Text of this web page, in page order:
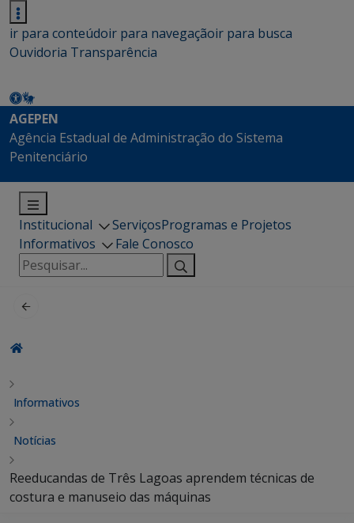
ir para conteúdoir para navegaçãoir para busca
Ouvidoria Transparência
AGEPEN
Agência Estadual de Administração do Sistema
Penitenciário
Institucional ServiçosProgramas e Projetos
Informativos
Fale Conosco
Pesquisar
por:
Informativos
Notícias
Reeducandas de Três Lagoas aprendem técnicas de
costura e manuseio das máquinas